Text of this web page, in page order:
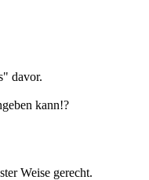
davor.
kann!?
Weise gerecht.